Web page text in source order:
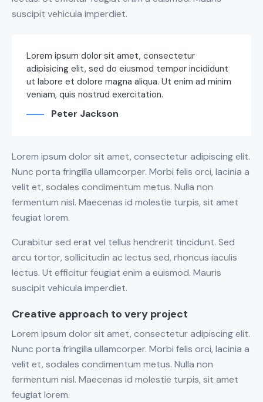
suscipit vehicula imperdiet.
Lorem ipsum dolor sit amet, consectetur
adipisicing elit, sed do eiusmod tempor incididunt
ut labore et dolore magna aliqua. Ut enim ad minim
veniam, quis nostrud exercitation.
Peter Jackson
Lorem ipsum dolor sit amet, consectetur adipiscing elit.
Nunc porta fringilla ullamcorper. Morbi felis orci, lacinia a
velit et, sodales condimentum metus. Nulla non
fermentum nisl. Maecenas id molestie turpis, sit amet
feugiat lorem.
Curabitur sed erat vel tellus hendrerit tincidunt. Sed
arcu tortor, sollicitudin ac lectus sed, rhoncus iaculis
lectus. Ut efficitur feugiat enim a euismod. Mauris
suscipit vehicula imperdiet.
Creative approach to very project
Lorem ipsum dolor sit amet, consectetur adipiscing elit.
Nunc porta fringilla ullamcorper. Morbi felis orci, lacinia a
velit et, sodales condimentum metus. Nulla non
fermentum nisl. Maecenas id molestie turpis, sit amet
feugiat lorem.